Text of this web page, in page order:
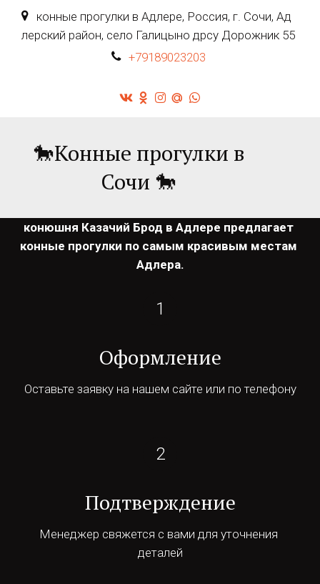
конные прогулки в Адлере, Россия, г. Сочи, Ад
лерский район, село Галицыно дрсу Дорожник 55
+79189023203
🐎Конные прогулки в
Сочи 🐎
конюшня Казачий Брод в Адлере предлагает
конные прогулки по самым красивым местам
Адлера.
Оформление
Оставьте заявку на нашем сайте или по телефону
Подтверждение
Менеджер свяжется с вами для уточнения
деталей